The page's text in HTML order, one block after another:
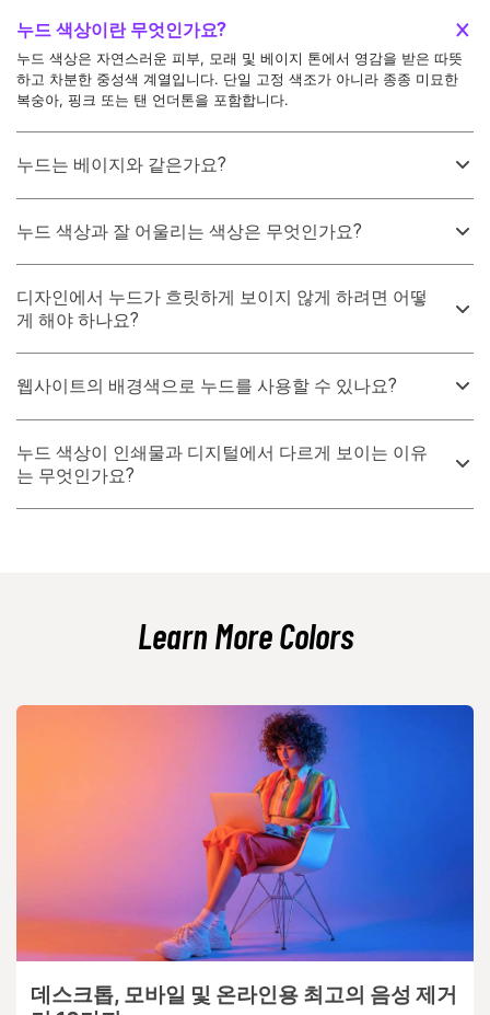
누드 색상이란 무엇인가요?
누드 색상은 자연스러운 피부, 모래 및 베이지 톤에서 영감을 받은 따뜻
하고 차분한 중성색 계열입니다. 단일 고정 색조가 아니라 종종 미묘한
복숭아, 핑크 또는 탠 언더톤을 포함합니다.
누드는 베이지와 같은가요?
색인 반면, 누드는 종종 더 부드럽고 피부 같은 질감을 가지며 언더톤에
누드 색상과 잘 어울리는 색상은 무엇인가요?
한 팔레트를 만듭니다. 대비를 위해서는 차분한 블루 또는 슬레이트 톤을
시도하세요. 더 밝은 룩을 위해서는 부드러운 그린이나 라벤더 액센트를
디자인에서 누드가 흐릿하게 보이지 않게 하려면 어떻
게 해야 하나요?
래피 굵기, 간격 및 질감을 통해 대비를 사용하세요. 여러 누드 색조를 레
웹사이트의 배경색으로 누드를 사용할 수 있나요?
소에 대한 충분한 대비를 보장하고, 과도하게 노란색이나 분홍색으로 변
하지 않도록 다양한 디스플레이에서 색상을 테스트하세요.
누드 색상이 인쇄물과 디지털에서 다르게 보이는 이유
는 무엇인가요?
Learn More Colors
데스크톱, 모바일 및 온라인용 최고의 음성 제거